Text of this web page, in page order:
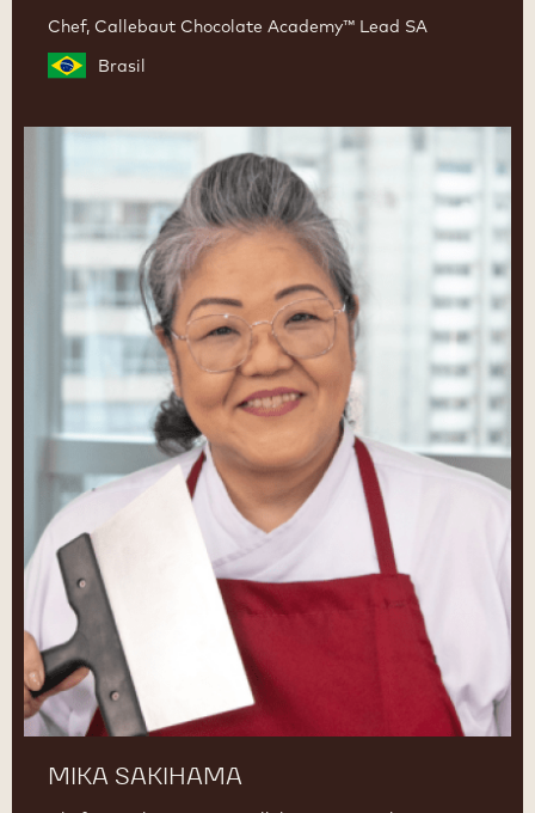
Chef, Callebaut Chocolate Academy™ Lead SA
Brasil
MIKA SAKIHAMA